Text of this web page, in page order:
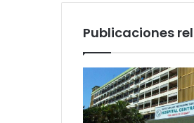
Publicaciones